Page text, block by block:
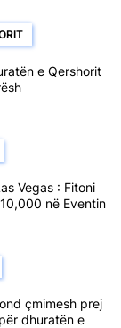
e Qershorit
Vegas : Fitoni
në Eventin
çmimesh prej
dhuratën e